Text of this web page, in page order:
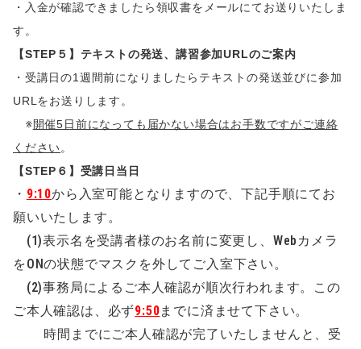
・入金が確認できましたら領収書をメールにてお送りいたしま
す。
【STEP５】テキストの発送、講習参加URLのご案内
・受講日の1週間前になりましたらテキストの発送並びに参加
URLをお送りします。
※開催5日前になっても届かない場合はお手数ですがご連絡
ください。
【STEP６】受講日当日
・ 9:10から入室可能となりますので、下記手順にてお
願いいたします。
(1)表示名を受講者様のお名前に変更し、Webカメラ
をONの状態でマスクを外してご入室下さい。
(2)事務局によるご本人確認が順次行われます。この
ご本人確認は、必ず9:50までに済ませて下さい。
時間までにご本人確認が完了いたしませんと、受